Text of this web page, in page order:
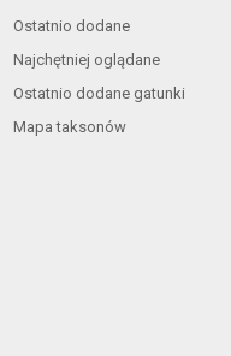
Ostatnio dodane
Najchętniej oglądane
Ostatnio dodane gatunki
Mapa taksonów